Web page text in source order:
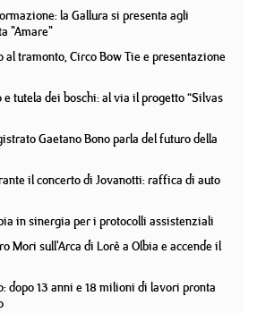
la Gallura si presenta agli
"Amare"
al tramonto, Circo Bow Tie e presentazione
tutela dei boschi: al via il progetto “Silvas
Gaetano Bono parla del futuro della
il concerto di Jovanotti: raffica di auto
in sinergia per i protocolli assistenziali
Mori sull'Arca di Lorè a Olbia e accende il
dopo 13 anni e 18 milioni di lavori pronta